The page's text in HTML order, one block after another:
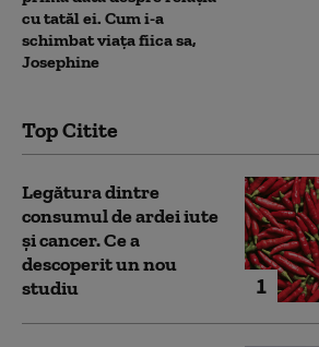
cu tatăl ei. Cum i-a
schimbat viața fiica sa,
Josephine
Top Citite
1
Legătura dintre
consumul de ardei iute
și cancer. Ce a
descoperit un nou
studiu